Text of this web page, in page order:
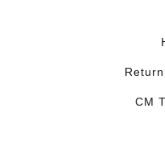
CM